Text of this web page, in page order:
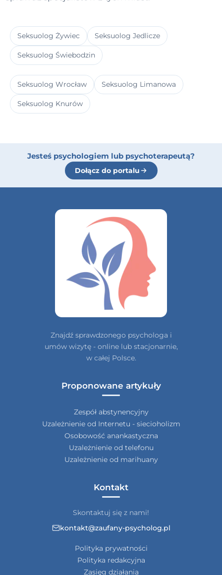
Seksuolog Żywiec Seksuolog Jedlicze
Seksuolog Świebodzin
Seksuolog Wrocław Seksuolog Limanowa
Seksuolog Knurów
Jesteś psychologiem lub psychoterapeutą?
Dołącz do portalu
Znajdź sprawdzonego psychologa i
umów wizytę - online lub stacjonarnie,
w całej Polsce.
Proponowane artykuły
Zespół abstynencyjny
Uzależnienie od Internetu - siecioholizm
Osobowość anankastyczna
Uzależnienie od telefonu
Uzależnienie od marihuany
Kontakt
Skontaktuj się z nami!
kontakt@zaufany-psycholog.pl
Polityka prywatności
Polityka redakcyjna
Zasięg działania